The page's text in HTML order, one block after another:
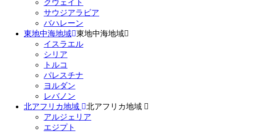
クウェイト
サウジアラビア
バハレーン
東地中海地域 東地中海地域
イスラエル
シリア
トルコ
パレスチナ
ヨルダン
レバノン
北アフリカ地域
北アフリカ地域
アルジェリア
エジプト